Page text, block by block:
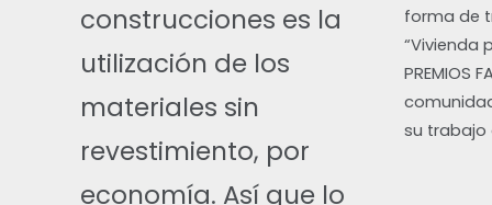
construcciones es la
utilización de los
materiales sin
revestimiento, por
economía. Así que lo
forma de
“Vivienda
PREMIOS
su trabajo